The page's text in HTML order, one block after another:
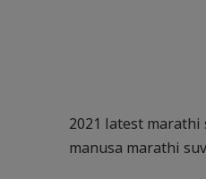
2021 latest marathi
manusa marathi